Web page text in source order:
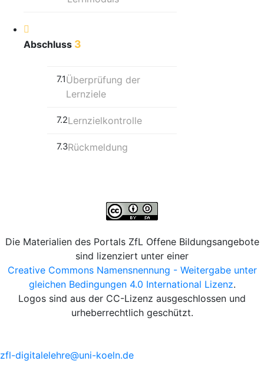
Abschluss 3
7.1Überprüfung der
Lernziele
7.2Lernzielkontrolle
7.3Rückmeldung
Die Materialien des Portals ZfL Offene Bildungsangebote
sind lizenziert unter einer
Creative Commons Namensnennung - Weitergabe unter
gleichen Bedingungen 4.0 International Lizenz.
Logos sind aus der CC-Lizenz ausgeschlossen und
urheberrechtlich geschützt.
zfl-digitalelehre@uni-koeln.de